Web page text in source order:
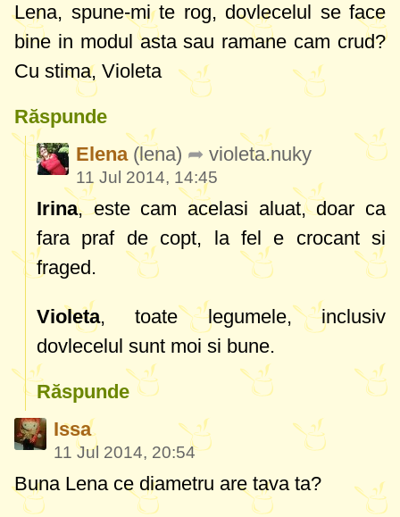
Lena, spune-mi te rog, dovlecelul se face
bine in modul asta sau ramane cam crud?
Cu stima, Violeta
Răspunde
Elena (lena) violeta.nuky
11 Jul 2014, 14:45
Irina, este cam acelasi aluat, doar ca
fara praf de copt, la fel e crocant si
fraged.
Violeta, toate legumele, inclusiv
dovlecelul sunt moi si bune.
Răspunde
Issa
11 Jul 2014, 20:54
Buna Lena ce diametru are tava ta?